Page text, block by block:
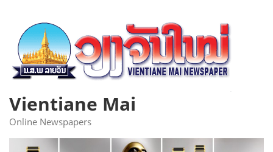
content
Vientiane Mai
Online Newspapers